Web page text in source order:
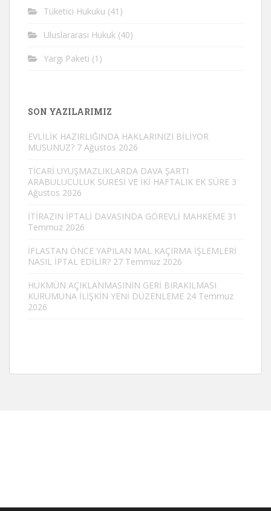
Tüketici Hukuku (41)
Uluslararası Hukuk (40)
Yargı Paketi (1)
SON YAZILARIMIZ
EVLİLİK HAZIRLIĞINDA HAKLARINIZI BİLİYOR
MUSUNUZ? 7 Ağustos 2026
TİCARİ UYUŞMAZLIKLARDA DAVA ŞARTI
ARABULUCULUK SÜRESİ VE İKİ HAFTALIK EK SÜRE 3
Ağustos 2026
İTİRAZIN İPTALİ DAVASINDA GÖREVLİ MAHKEME 31
Temmuz 2026
İFLASTAN ÖNCE YAPILAN MAL KAÇIRMA İŞLEMLERİ
NASIL İPTAL EDİLİR? 27 Temmuz 2026
HÜKMÜN AÇIKLANMASININ GERİ BIRAKILMASI
KURUMUNA İLİŞKİN YENİ DÜZENLEME 24 Temmuz
2026